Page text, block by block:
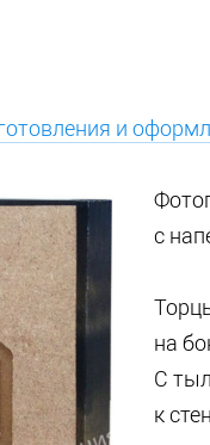
и
с
на
С
к